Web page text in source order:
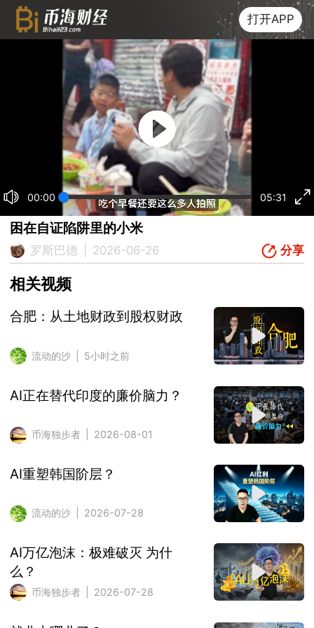
打开APP
00:00 05:31
困在自证陷阱里的小米
罗斯巴德 2026-06-26 分享
相关视频
合肥：从土地财政到股权财政
流动的沙 | 5小时之前
AI正在替代印度的廉价脑力？
币海独步者 | 2026-08-01
AI重塑韩国阶层？
流动的沙 | 2026-07-28
AI万亿泡沫：极难破灭 为什
么？
币海独步者 | 2026-07-28